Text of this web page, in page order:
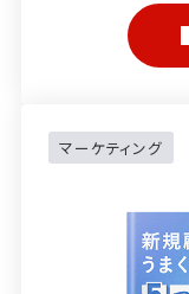
マーケティング